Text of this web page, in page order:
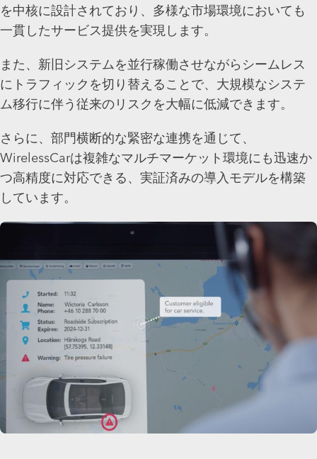
を中核に設計されており、多様な市場環境においても
一貫したサービス提供を実現します。
また、新旧システムを並行稼働させながらシームレス
にトラフィックを切り替えることで、大規模なシステ
ム移行に伴う従来のリスクを大幅に低減できます。
さらに、部門横断的な緊密な連携を通じて、
WirelessCarは複雑なマルチマーケット環境にも迅速か
つ高精度に対応できる、実証済みの導入モデルを構築
しています。